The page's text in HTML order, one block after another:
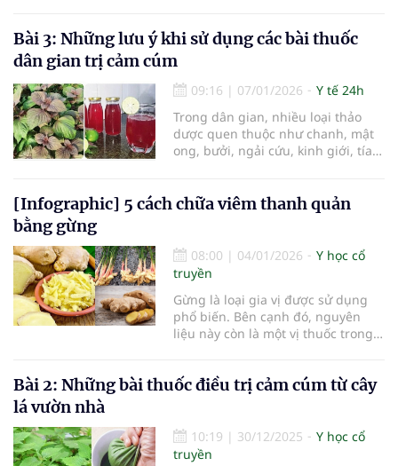
gian. Bốn loài hoa quen thuộc dưới
đây không chỉ đẹp mà còn là
những vị thuốc hữu ích, hỗ trợ
chăm sóc sức khỏe hiệu quả.
Bài 3: Những lưu ý khi sử dụng các bài thuốc
dân gian trị cảm cúm
09:16 | 07/01/2026
Y tế 24h
Trong dân gian, nhiều loại thảo
dược quen thuộc như chanh, mật
ong, bưởi, ngải cứu, kinh giới, tía
phương pháp này có ưu điểm là dễ
làm, nguyên liệu sẵn có và mang
dụng đúng cách. Tuy nhiên, việc
sử dụng thảo dược cũng có những
điều cần đặc biệt lưu ý nhằm đảm
bảo an toàn và tránh những tác
dụng không mong muốn.
[Infographic] 5 cách chữa viêm thanh quản
bằng gừng
08:00 | 04/01/2026
Y học cổ
truyền
Gừng là loại gia vị được sử dụng
phổ biến. Bên cạnh đó, nguyên
liệu này còn là một vị thuốc trong y
nhiên. Cùng tham khảo 5 bài thuốc
Bài 2: Những bài thuốc điều trị cảm cúm từ cây
lá vườn nhà
10:19 | 30/12/2025
Y học cổ
truyền